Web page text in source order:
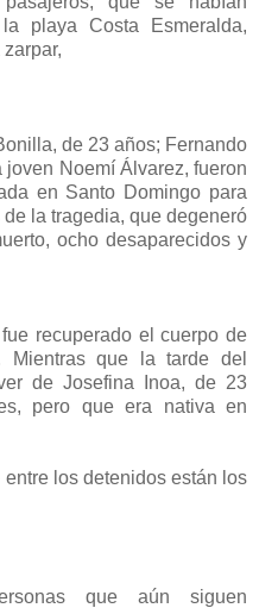
playa Costa Esmeralda,
de 23 años; Fernando
Noemí Álvarez, fueron
en Santo Domingo para
la tragedia, que degeneró
ocho desaparecidos y
recuperado el cuerpo de
Mientras que la tarde del
de Josefina Inoa, de 23
pero que era nativa en
los detenidos están los
que aún siguen